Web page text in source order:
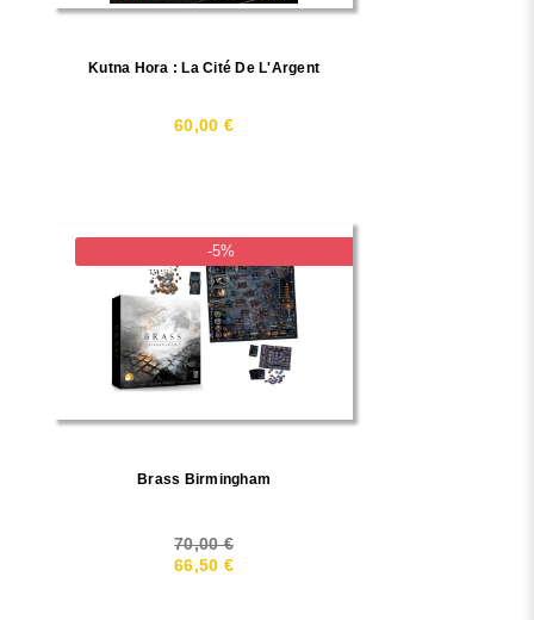
Kutna Hora : La Cité De L'Argent
60,00 €
-5%
Brass Birmingham
70,00 €
66,50 €